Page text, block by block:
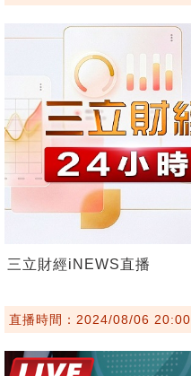
三立財經iNEWS直播
直播時間：2024/08/06 20:00